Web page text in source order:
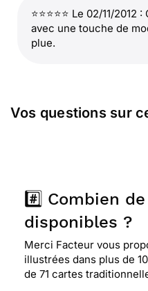
⭐⭐⭐⭐⭐ Le 02/11/
avec une touche de
plue.
Vos questions sur
#️⃣ Combien
disponibles ?
Merci Facteur vous
illustrées dans plus de
de 71 cartes